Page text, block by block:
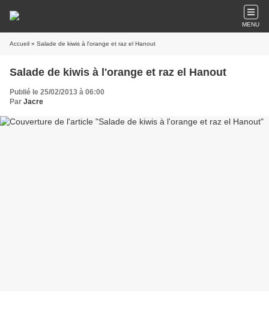
MENU
Accueil » Salade de kiwis à l'orange et raz el Hanout
Salade de kiwis à l'orange et raz el Hanout
Publié le 25/02/2013 à 06:00
Par Jacre